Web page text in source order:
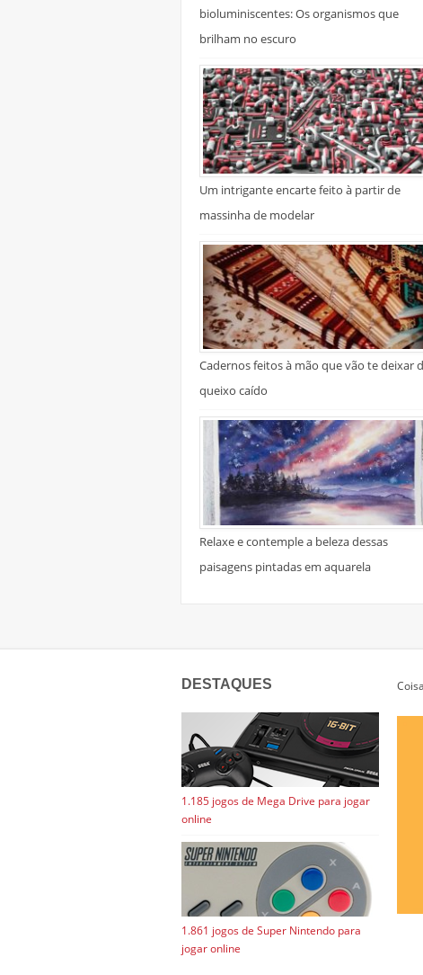
bioluminiscentes: Os organismos que
brilham no escuro
Um intrigante encarte feito à partir de
massinha de modelar
Cadernos feitos à mão que vão te deixar
queixo caído
Relaxe e contemple a beleza dessas
paisagens pintadas em aquarela
DESTAQUES
1.185 jogos de Mega Drive para jogar
online
1.861 jogos de Super Nintendo para
jogar online